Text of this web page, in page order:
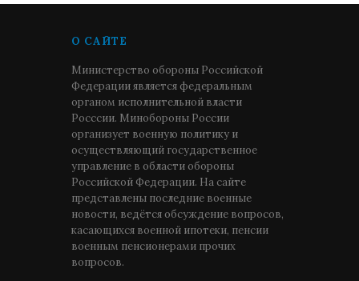
О САЙТЕ
Министерство обороны Российской
Федерации является федеральным
органом исполнительной власти
Росссии. Минобороны России
организует военную политику и
осуществляющий государственное
управление в области обороны
Российской Федерации. На сайте
представлены последние военные
новости, ведётся обсуждение вопросов,
касающихся военной ипотеки, пенсии
военным пенсионерами прочих
вопросов.